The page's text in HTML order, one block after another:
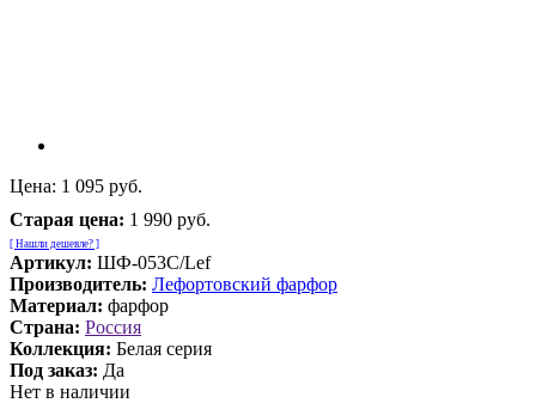
Цена: 1 095 руб.
Старая цена: 1 990 руб.
[ Нашли дешевле? ]
Артикул: ШФ-053С/Lef
Производитель: Лефортовский фарфор
Материал: фарфор
Страна: Россия
Коллекция: Белая серия
Под заказ: Да
Нет в наличии